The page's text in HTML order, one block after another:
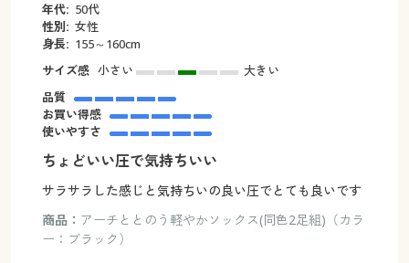
年代: 50代
性別: 女性
身長: 155～160cm
サイズ感 小さい
大きい
品質
お買い得感
使いやすさ
ちょどいい圧で気持ちいい
サラサラした感じと気持ちいの良い圧でとても良いです
商品： アーチととのう軽やかソックス(同色2足組)（カラ
ー：ブラック）